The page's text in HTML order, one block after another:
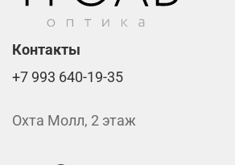
Контакты
+7 993 640-19-35
Охта Молл, 2 этаж